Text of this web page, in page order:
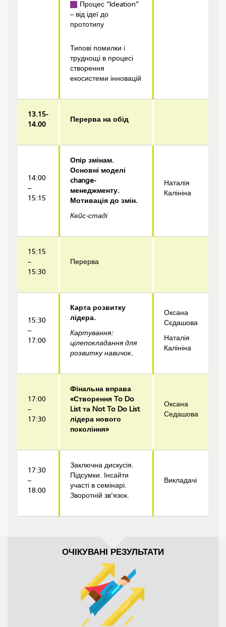
Процес “Ideation”
– від ідеї до
прототипу
Типові помилки і
труднощі в процесі
створення
екосистеми інновацій
13.15-
14.00
Перерва на обід
14:00
–
15:15
Опір змінам.
Основні моделі
change-
менеджменту.
Мотивація до змін.
Кейс-стаді
Наталія
Калініна
15:15
–
15:30
Перерва
15:30
–
17:00
Карта розвитку
лідера.
Картування:
цілепокладання для
розвитку навичок.
Оксана
Сєдашова
Наталія
Калініна
17:00
–
17:30
Фінальна вправа
«Створення To Do
List та Not To Do List
лідера нового
покоління»
Оксана
Седашова
17:30
–
18:00
Заключна дискусія.
Підсумки. Інсайти
участі в семінарі.
Зворотній зв’язок.
Викладачі
ОЧІКУВАНІ РЕЗУЛЬТАТИ